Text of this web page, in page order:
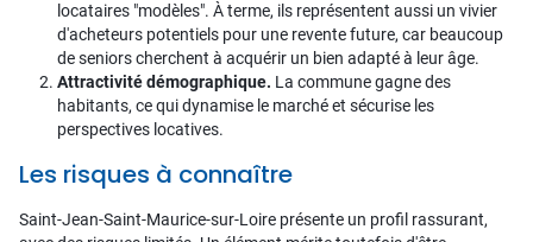
locataires "modèles". À terme, ils représentent aussi un vivier
d'acheteurs potentiels pour une revente future, car beaucoup
de seniors cherchent à acquérir un bien adapté à leur âge.
Attractivité démographique. La commune gagne des
habitants, ce qui dynamise le marché et sécurise les
perspectives locatives.
Les risques à connaître
Saint-Jean-Saint-Maurice-sur-Loire présente un profil rassurant,